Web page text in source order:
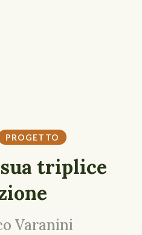
PROGETTO
triplice
Varanini